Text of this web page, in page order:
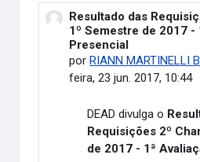
Resultado das
1º Semestre de 2017 -
Presencial
porRIANN MARTINELLI
feira, 23 jun. 2017, 10:44
Número de respostas: 0
DEAD divulga o
Requisições 2º
de 2017 - 1ª